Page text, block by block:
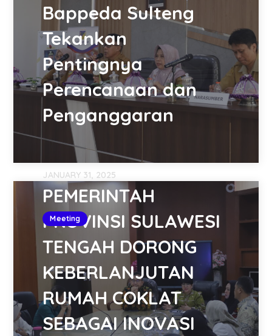
Bappeda Sulteng
Tekankan
Pentingnya
Perencanaan dan
Penganggaran
Meeting
JANUARY 31, 2025
PEMERINTAH
PROVINSI SULAWESI
TENGAH DORONG
KEBERLANJUTAN
RUMAH COKLAT
SEBAGAI INOVASI